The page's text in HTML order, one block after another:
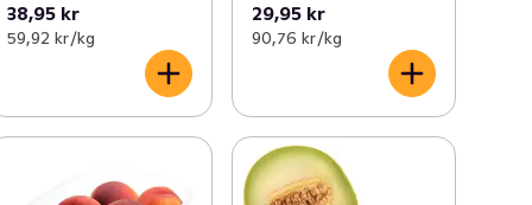
38,95 kr
59,92 kr /kg
29,95 kr
90,76 kr /kg